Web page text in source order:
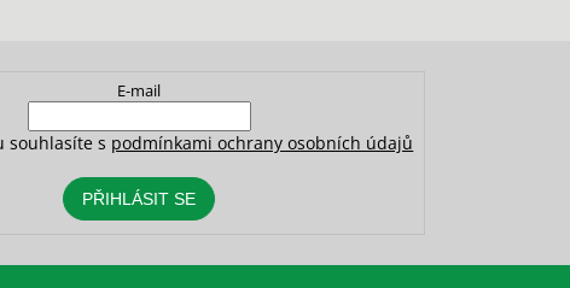
E-mail
souhlasíte s podmínkami ochrany osobních údajů
PŘIHLÁSIT SE